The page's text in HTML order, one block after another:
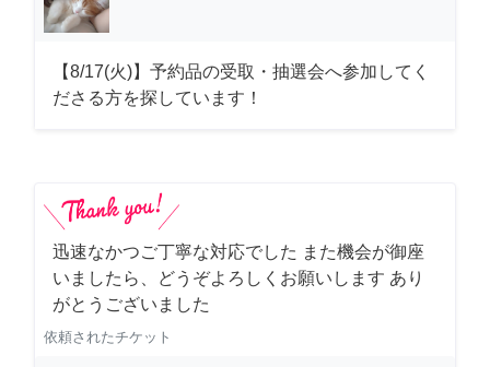
【8/17(火)】予約品の受取・抽選会へ参加してく
ださる方を探しています！
迅速なかつご丁寧な対応でした また機会が御座
いましたら、どうぞよろしくお願いします あり
がとうございました
依頼されたチケット